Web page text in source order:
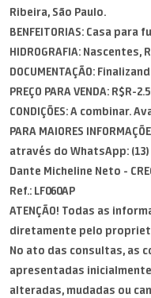
Ribeira, São Paulo.
BENFEITORIAS: Casa
HIDROGRAFIA: Nascentes,
DOCUMENTAÇÃO:
PREÇO PARA VENDA: R$R-
CONDIÇÕES: A combinar.
PARA MAIORES
através do WhatsApp: (13)
Dante Micheline Neto -
Ref.: LF060AP
ATENÇÃO! Todas as
diretamente pelo
No ato das consultas, as
apresentadas
alteradas, mudadas ou